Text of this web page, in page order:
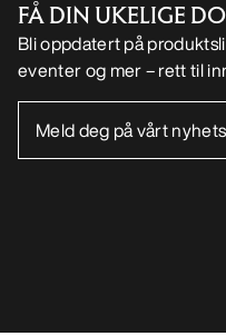
FÅ DIN UKELIGE
Bli oppdatert på
eventer og mer – rett til